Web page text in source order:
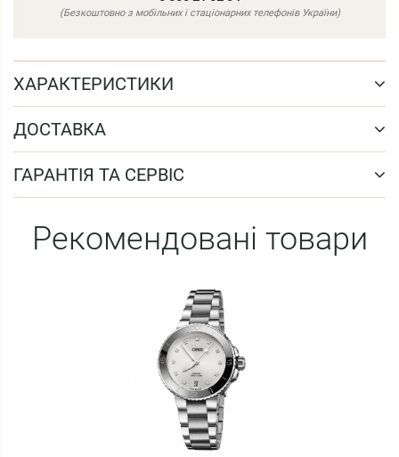
(Безкоштовно з мобільних і стаціонарних телефонів України)
ХАРАКТЕРИСТИКИ
ДОСТАВКА
ГАРАНТІЯ ТА СЕРВІС
Рекомендовані товари